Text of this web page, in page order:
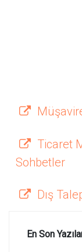
Ticaret
Sohbetler
Dış
En Son